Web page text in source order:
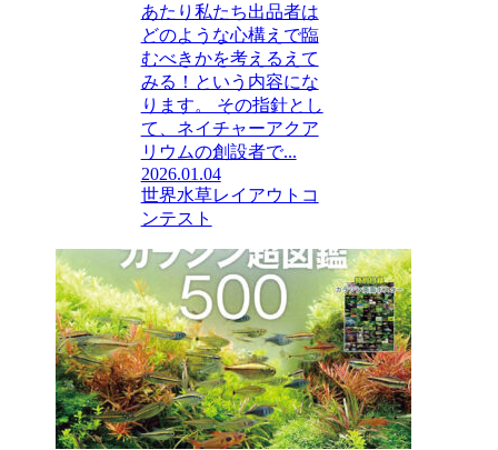
あたり私たち出品者は
どのような心構えで臨
むべきかを考えるえて
みる！という内容にな
ります。 その指針とし
て、ネイチャーアクア
リウムの創設者で...
2026.01.04
世界水草レイアウトコ
ンテスト